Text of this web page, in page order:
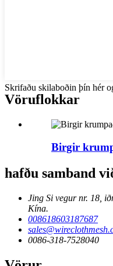
Skrifaðu skilaboðin þín hér
Vöruflokkar
Birgir
hafðu samband
Jing Si vegur nr. 18,
Kína.
008618603187687
0086-318-7528040